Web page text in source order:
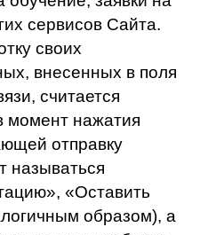
запись,
хранение,
передача
лицам),
удаление,
данных
их
случаев